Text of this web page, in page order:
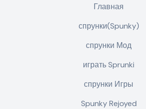
Главная
спрунки(Spunky)
спрунки Мод
играть Sprunki
спрунки Игры
Spunky Rejoyed